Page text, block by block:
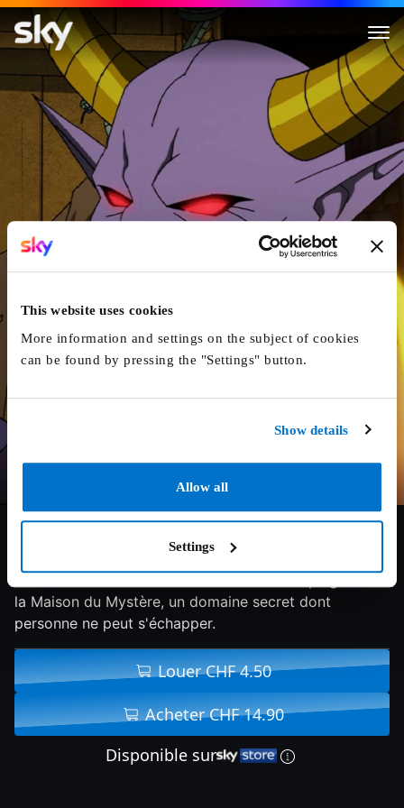
This website uses cookies
More information and settings on the subject of cookies
can be found by pressing the "Settings" button.
Show details
Allow all
Settings
DC Showcase Shorts:
Le détective occulte John Constantine est piégé dans
la Maison du Mystère, un domaine secret dont
personne ne peut s'échapper.
Louer CHF 4.50
Acheter CHF 14.90
Disponible sur